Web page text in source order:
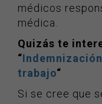
médicos
médica.
Quizás te
“
trabajo“
Si se cree que